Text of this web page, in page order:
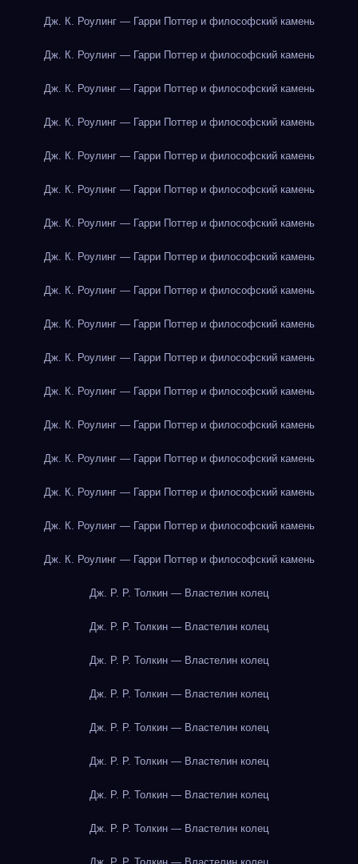
Дж. К. Роулинг — Гарри Поттер и философский камень
Дж. К. Роулинг — Гарри Поттер и философский камень
Дж. К. Роулинг — Гарри Поттер и философский камень
Дж. К. Роулинг — Гарри Поттер и философский камень
Дж. К. Роулинг — Гарри Поттер и философский камень
Дж. К. Роулинг — Гарри Поттер и философский камень
Дж. К. Роулинг — Гарри Поттер и философский камень
Дж. К. Роулинг — Гарри Поттер и философский камень
Дж. К. Роулинг — Гарри Поттер и философский камень
Дж. К. Роулинг — Гарри Поттер и философский камень
Дж. К. Роулинг — Гарри Поттер и философский камень
Дж. К. Роулинг — Гарри Поттер и философский камень
Дж. К. Роулинг — Гарри Поттер и философский камень
Дж. К. Роулинг — Гарри Поттер и философский камень
Дж. К. Роулинг — Гарри Поттер и философский камень
Дж. К. Роулинг — Гарри Поттер и философский камень
Дж. К. Роулинг — Гарри Поттер и философский камень
Дж. Р. Р. Толкин — Властелин колец
Дж. Р. Р. Толкин — Властелин колец
Дж. Р. Р. Толкин — Властелин колец
Дж. Р. Р. Толкин — Властелин колец
Дж. Р. Р. Толкин — Властелин колец
Дж. Р. Р. Толкин — Властелин колец
Дж. Р. Р. Толкин — Властелин колец
Дж. Р. Р. Толкин — Властелин колец